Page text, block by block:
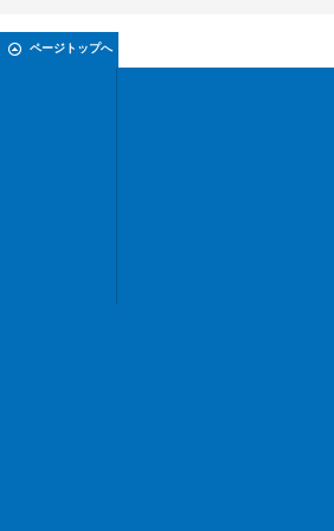
ページトップへ